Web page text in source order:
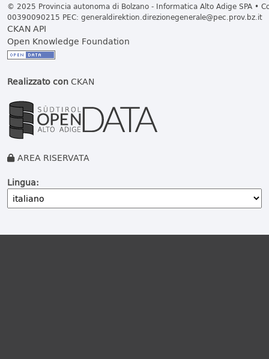
© 2025 Provincia autonoma di Bolzano - Informatica Alto Adige SPA •
00390090215 PEC: generaldirektion.direzionegenerale@pec.prov.bz.it
CKAN API
Open Knowledge Foundation
Realizzato conCKAN
AREA RISERVATA
Lingua